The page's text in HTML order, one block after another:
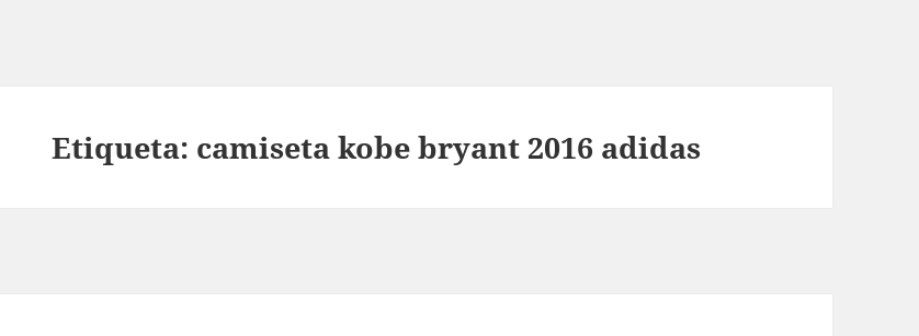
Etiqueta: camiseta kobe bryant 2016 adidas